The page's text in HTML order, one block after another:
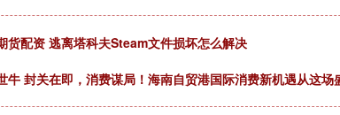
货配资 逃离塔科夫Steam文件损坏怎么解决
牛 封关在即，消费谋局！海南自贸港国际消费新机遇从这场